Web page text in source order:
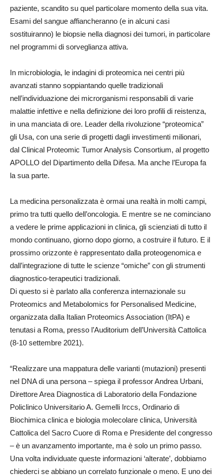
paziente, scandito su quel particolare momento della sua vita.
Esami del sangue affiancheranno (e in alcuni casi
sostituiranno) le biopsie nella diagnosi dei tumori, in particolare
nel programmi di sorveglianza attiva.
In microbiologia, le indagini di proteomica nei centri più
avanzati stanno soppiantando quelle tradizionali
nell’individuazione dei microrganismi responsabili di varie
malattie infettive e nella definizione dei loro profili di reistenza,
in una manciata di ore. Leader della rivoluzione “proteomica”
gli Usa, con una serie di progetti dagli investimenti milionari,
dal Clinical Proteomic Tumor Analysis Consortium, al progetto
APOLLO del Dipartimento della Difesa. Ma anche l’Europa fa
la sua parte.
La medicina personalizzata è ormai una realtà in molti campi,
primo tra tutti quello dell’oncologia. E mentre se ne cominciano
a vedere le prime applicazioni in clinica, gli scienziati di tutto il
mondo continuano, giorno dopo giorno, a costruire il futuro. E il
prossimo orizzonte è rappresentato dalla proteogenomica e
dall’integrazione di tutte le scienze “omiche” con gli strumenti
diagnostico-terapeutici tradizionali.
Di questo si è parlato alla conferenza internazionale su
Proteomics and Metabolomics for Personalised Medicine,
organizzata dalla Italian Proteomics Association (ItPA) e
tenutasi a Roma, presso l’Auditorium dell’Università Cattolica
(8-10 settembre 2021).
“Realizzare una mappatura delle varianti (mutazioni) presenti
nel DNA di una persona – spiega il professor Andrea Urbani,
Direttore Area Diagnostica di Laboratorio della Fondazione
Policlinico Universitario A. Gemelli Irccs, Ordinario di
Biochimica clinica e biologia molecolare clinica, Università
Cattolica del Sacro Cuore di Roma e Presidente del congresso
– è un avanzamento importante, ma è solo un primo passo.
Una volta individuate queste informazioni ‘alterate’, dobbiamo
chiederci se abbiano un correlato funzionale o meno. E uno dei